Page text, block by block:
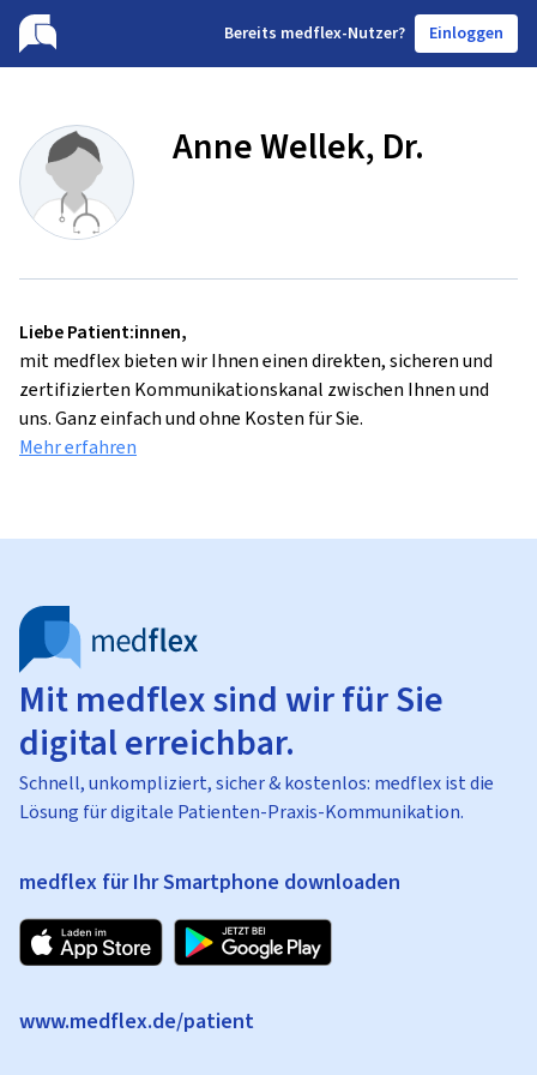
Bereits medflex-Nutzer? Einloggen
Anne Wellek, Dr.
Liebe Patient:innen,
mit medflex bieten wir Ihnen einen direkten, sicheren und
zertifizierten Kommunikationskanal zwischen Ihnen und
uns. Ganz einfach und ohne Kosten für Sie.
Mehr erfahren
Mit medflex sind wir für Sie
digital erreichbar.
Schnell, unkompliziert, sicher & kostenlos: medflex ist die
Lösung für digitale Patienten-Praxis-Kommunikation.
medflex für Ihr Smartphone downloaden
www.medflex.de/patient